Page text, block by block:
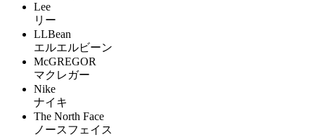
Lee
リー
LLBean
エルエルビーン
McGREGOR
マクレガー
Nike
ナイキ
The North Face
ノースフェイス